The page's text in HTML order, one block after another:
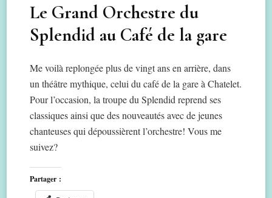
Le Grand Orchestre du
Splendid au Café de la gare
Me voilà replongée plus de vingt ans en arrière, dans
un théâtre mythique, celui du café de la gare à Chatelet.
Pour l’occasion, la troupe du Splendid reprend ses
classiques ainsi que des nouveautés avec de jeunes
chanteuses qui dépoussièrent l’orchestre! Vous me
suivez?
Partager :